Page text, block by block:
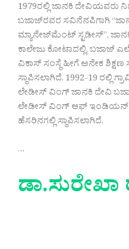
1979ರಲ್ಲಿ ಜಾನಕಿ ದೇವಿಯವರು
ಬಜಾಜ್‍ರವರ ಸವಿನೆನಪಿಗಾಗಿ
ಮ್ಯಾನೇಜ್‍ಮೆಂಟ್ ಸ್ಟಡೀಸ್”,
ಕಾಲೇಜು ಕೋಟಾದಲ್ಲಿ, ಬಜಾಜ್
ವಿಕಾಸ್ ಸಂಸ್ಥೆ ಹೀಗೆ ಅನೇಕ ಶಿಕ್ಷಣ
ಸ್ಥಾಪಿಸಲಾಗಿದೆ. 1992-19 ರಲ್ಲಿ
ಲೇಡೀಸ್ ವಿಂಗ್ ಜಾನಕಿ ದೇವಿ
ಲೇಡೀಸ್ ವಿಂಗ್ ಆಫ್ ಇಂಡಿಯನ್
ಹೆಸರಿನಗಲ್ಲಿ ಸ್ಥಾಪಿಸಲಾಗಿದೆ.
…